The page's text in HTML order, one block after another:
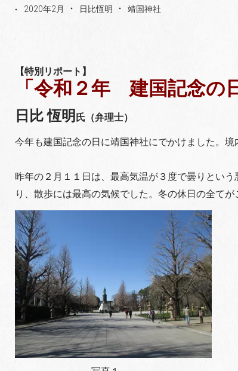
2020年2月 日比恆明 靖国神社
【特別リポート】
「令和２年 建国記念の
日比 恆明 氏（弁理士）
今年も建国記念の日に靖国神社にでかけました。境
昨年の２月１１日は、最高気温が３度で曇りとい
り、散歩には最高の気候でした。冬の休日の全て